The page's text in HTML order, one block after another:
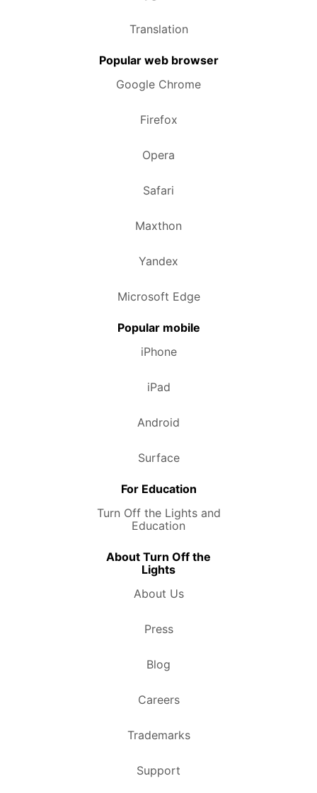
Translation
Popular web browser
Google Chrome
Firefox
Opera
Safari
Maxthon
Yandex
Microsoft Edge
Popular mobile
iPhone
iPad
Android
Surface
For Education
Turn Off the Lights and
Education
About Turn Off the
Lights
About Us
Press
Blog
Careers
Trademarks
Support